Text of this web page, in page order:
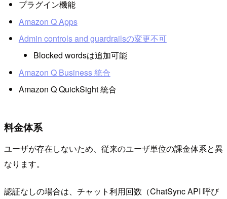
プラグイン機能
Amazon Q Apps
Admin controls and guardrailsの変更不可
Blocked wordsは追加可能
Amazon Q Business 統合
Amazon Q QuickSight 統合
料金体系
ユーザが存在しないため、従来のユーザ単位の課金体系と異
なります。
認証なしの場合は、チャット利用回数（ChatSync API 呼び